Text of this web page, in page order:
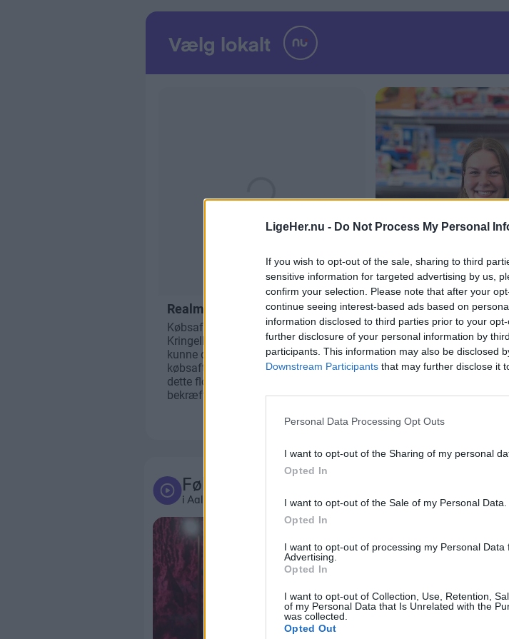
LigeHer.nu - Do Not Process My Personal
If you wish to opt-out of the sale, sharing to third
sensitive information for targeted advertising by us,
confirm your selection. Please note that after your
continue seeing interest-based ads based on
information disclosed to third parties prior to your
further disclosure of your personal information by
participants. This information may also be disclosed
Downstream Participants that may further disclose it
Personal Data Processing Opt Outs
I want to opt-out of the Sharing of my personal
Opted In
I want to opt-out of the Sale of my Personal Data.
Opted In
I want to opt-out of processing my Personal Data
Advertising.
Opted In
I want to opt-out of Collection, Use, Retention,
of my Personal Data that Is Unrelated with the
was collected.
Opted Out
oplysninger – heller ikke i denne situation. Så pas
oplysninger, så de ikke havner i de forkerte hænder!
Forbered dig så godt som muligt på, at du ikke kan
Følg med
i Aalborg og omegn